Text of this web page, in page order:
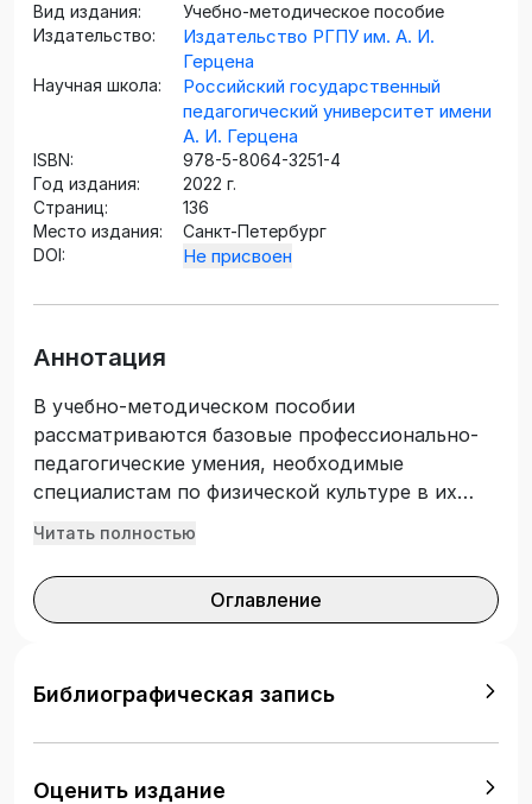
Вид издания:
Учебно-методическое пособие
Издательство:
Издательство РГПУ им. А. И.
Герцена
Научная школа:
Российский государственный
педагогический университет имени
А. И. Герцена
ISBN:
978-5-8064-3251-4
Год издания:
2022 г.
Страниц:
136
Место издания:
Санкт-Петербург
DOI:
Не присвоен
Аннотация
В учебно-методическом пособии
рассматриваются базовые профессионально-
педагогические умения, необходимые
специалистам по физической культуре в их
профессионально-педагогической
(действия учителя физической культуры,
действия учащихся) представлены наиболее
проведении подготовительной части урока
педагогических дисциплин. В пособии
показана методика проведения
Читать полностью
Оглавление
Библиографическая запись
Оценить издание